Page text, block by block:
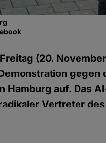
(20.
Hamburg auf. Das
Vertreter